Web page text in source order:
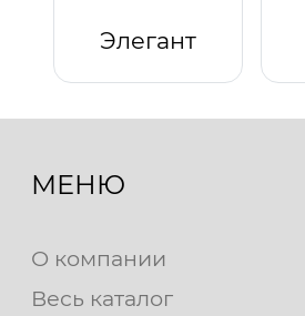
Элегант
МЕНЮ
О компании
Весь каталог